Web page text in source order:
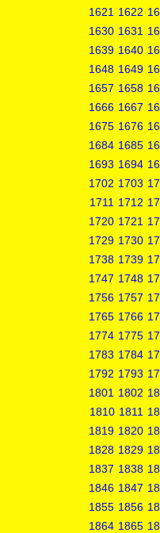
1621 1622
1630 1631
1639 1640
1648 1649
1657 1658
1666 1667
1675 1676
1684 1685
1693 1694
1702 1703
1711 1712
1720 1721
1729 1730
1738 1739
1747 1748
1756 1757
1765 1766
1774 1775
1783 1784
1792 1793
1801 1802
1810 1811
1819 1820
1828 1829
1837 1838
1846 1847
1855 1856
1864 1865